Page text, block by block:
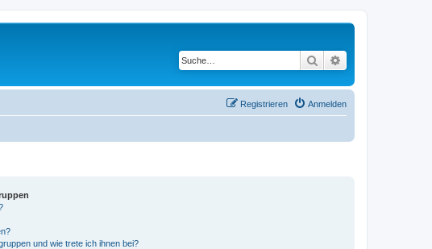
Suche
Anmelden
Registrieren
und wie trete ich ihnen bei?